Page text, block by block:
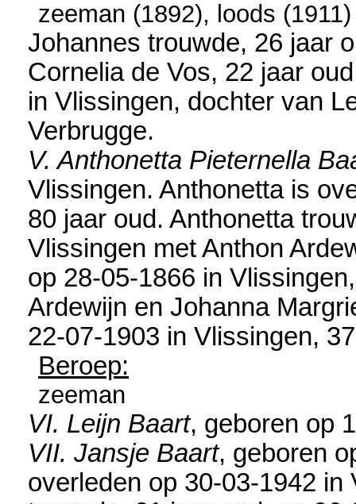
zeeman (1892), loods (1911)
Johannes trouwde, 26 jaar
Cornelia de Vos, 22 jaar
in Vlissingen, dochter van
Verbrugge.
V. Anthonetta Pieternella
Vlissingen. Anthonetta is
80 jaar oud. Anthonetta
Vlissingen metAnthon
op 28-05-1866 in Vlissingen
Ardewijn en Johanna
22-07-1903 in Vlissingen,
Beroep:
zeeman
VI. Leijn Baart, geboren op
VII. Jansje Baart, geboren
overleden op 30-03-1942 in